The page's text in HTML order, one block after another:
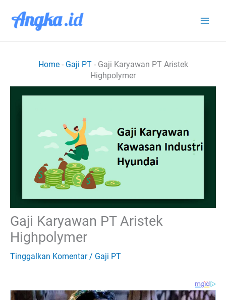
Home- Gaji PT- Gaji Karyawan PT Aristek
Highpolymer
Gaji Karyawan PT Aristek
Highpolymer
Tinggalkan Komentar / Gaji PT